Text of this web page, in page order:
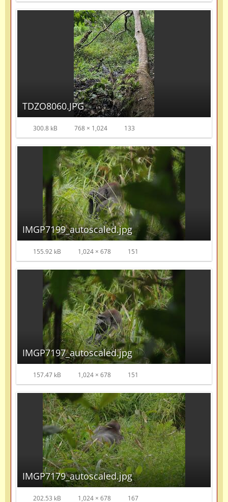
TDZO8060.JPG
300.8 kB 768 × 1,024 133
IMGP7199_autoscaled.jpg
155.92 kB 1,024 × 678 151
IMGP7197_autoscaled.jpg
157.47 kB 1,024 × 678 151
IMGP7179_autoscaled.jpg
202.53 kB 1,024 × 678 167